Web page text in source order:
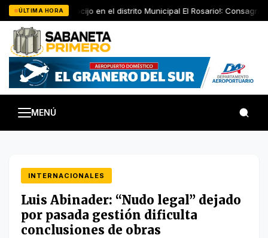
Saltar
al
contenido
ÚLTIMA HORA¡Regocijo en el distrito Municipal El Rosario!:
MENÚ
INTERNACIONALES
Luis Abinader: “Nudo legal” dejado
por pasada gestión dificulta
conclusiones de obras